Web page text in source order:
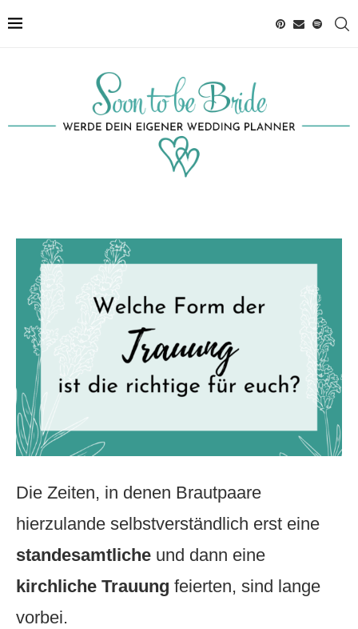
Die Zeiten, in denen Brautpaare
hierzulande selbstverständlich erst eine
standesamtliche und dann eine
kirchliche Trauung feierten, sind lange
vorbei.